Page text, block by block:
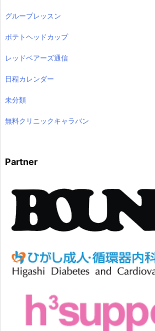
グループレッスン
ポテトヘッドカップ
レッドベアーズ通信
日程カレンダー
未分類
無料クリニックキャラバン
Partner